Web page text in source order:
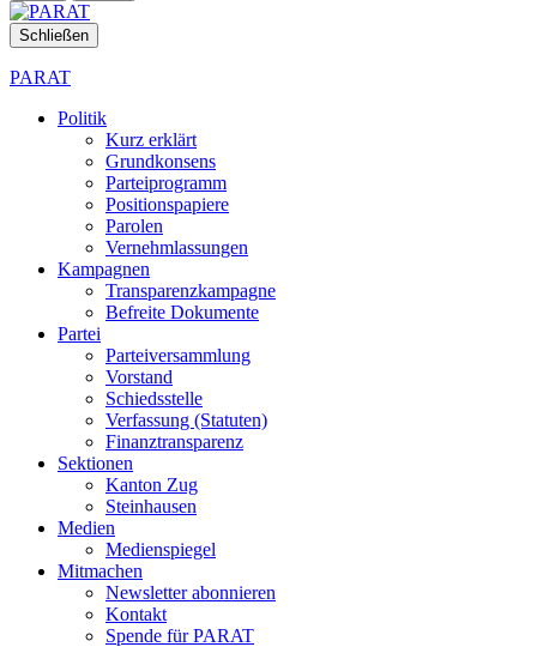
Schließen
PARAT
Politik
Kurz erklärt
Grundkonsens
Parteiprogramm
Positionspapiere
Parolen
Vernehmlassungen
Kampagnen
Transparenzkampagne
Befreite Dokumente
Partei
Parteiversammlung
Vorstand
Schiedsstelle
Verfassung (Statuten)
Finanztransparenz
Sektionen
Kanton Zug
Steinhausen
Medien
Medienspiegel
Mitmachen
Newsletter abonnieren
Kontakt
Spende für PARAT